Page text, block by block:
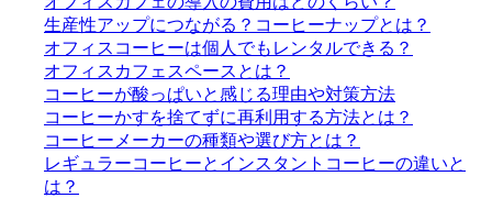
生産性アップにつながる？コーヒーナップとは？
オフィスコーヒーは個人でもレンタルできる？
オフィスカフェスペースとは？
コーヒーが酸っぱいと感じる理由や対策方法
コーヒーかすを捨てずに再利用する方法とは？
コーヒーメーカーの種類や選び方とは？
レギュラーコーヒーとインスタントコーヒーの違いと
は？